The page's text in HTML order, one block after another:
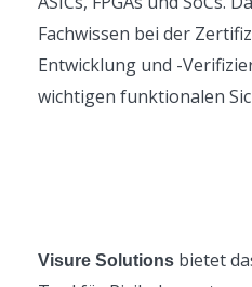
Fachwissen bei der
Entwicklung und -
wichtigen funktionalen
Visure Solutions bietet